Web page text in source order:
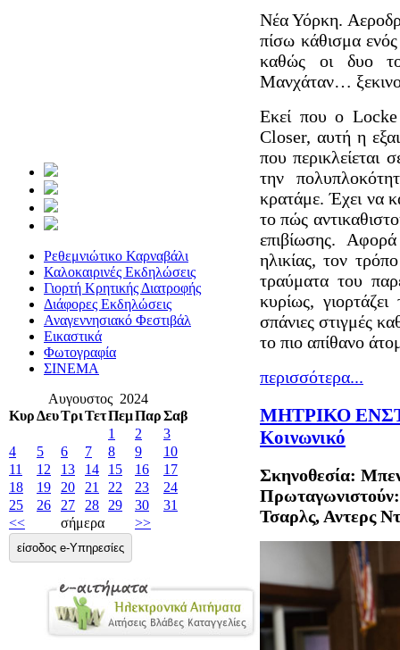
Ρεθεμνιώτικο Καρναβάλι
Καλοκαιρινές Εκδηλώσεις
Γιορτή Κρητικής Διατροφής
Διάφορες Εκδηλώσεις
Αναγεννησιακό Φεστιβάλ
Εικαστικά
Φωτογραφία
ΣΙΝΕΜΑ
Αυγουστος 2024
ΚυρΔευΤριΤετΠεμΠαρΣαβ
1
2
3
4
5 6 7 8 9
10
11
12 13 14 15 16
17
18
19 20 21 22 23
24
25
26 27 28 29 30
31
<<
σήμερα >>
είσοδος e-Υπηρεσίες
Νέα Υόρκη.
πίσω κάθισμα ενός
καθώς οι δυο
Μανχάταν…
Εκεί που ο
Closer, αυτή η
που
την
κρατάμε. Έχει να
το πώς
επιβίωσης. Αφορά
ηλικίας, τον
τραύματα του
κυρίως,
σπάνιες στιγμές
το πιο απίθανο
περισσότερα...
ΜΗΤΡΙΚΟ
Κοινωνικό
Σκηνοθεσία:
Πρωταγωνιστούν:
Τσαρλς, Αντερς